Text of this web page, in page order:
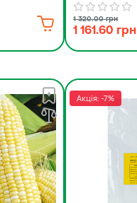
1 320.00 грн
1 161.60 грн
Акція: -7%